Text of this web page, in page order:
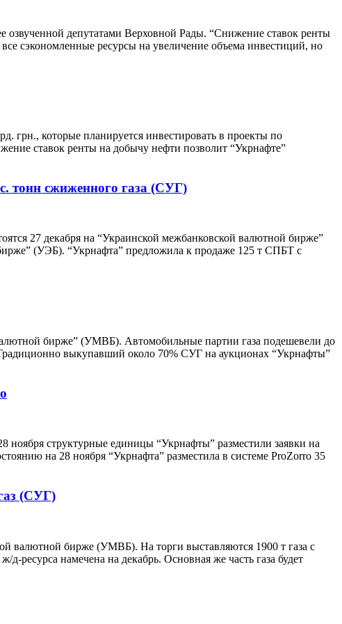
депутатами Верховной Рады. “Снижение ставок ренты
сэкономленные ресурсы на увеличение объема инвестиций, но
грн., которые планируется инвестировать в проекты по
ставок ренты на добычу нефти позволит “Укрнафте”
тонн сжиженного газа (СУГ)
27 декабря на “Украинской межбанковской валютной бирже”
(УЭБ). “Укрнафта” предложила к продаже 125 т СПБТ с
бирже” (УМВБ). Автомобильные партии газа подешевели до
выкупавший около 70% СУГ на аукционах “Укрнафты”
ноября структурные единицы “Укрнафты” разместили заявки на
на 28 ноября “Укрнафта” разместила в системе ProZorro 35
(СУГ)
валютной бирже (УМВБ). На торги выставляются 1900 т газа с
ресурса намечена на декабрь. Основная же часть газа будет